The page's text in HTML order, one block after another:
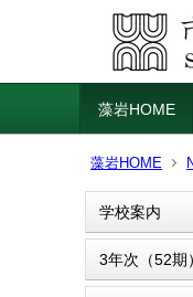
藻岩HOME
藻岩HOME
学校案内
3年次（52期）